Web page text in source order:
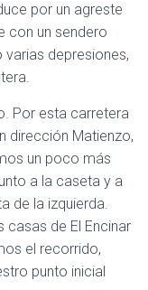
por un agreste
con un sendero
depresiones,
Por esta carretera
dirección Matienzo,
un poco más
a la caseta y a
de la izquierda.
casas de El Encinar
el recorrido,
punto inicial